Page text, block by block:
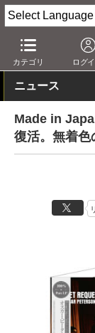
カテゴリ ログ
AV Watch コン
ニュース
Made in
復活。無着色